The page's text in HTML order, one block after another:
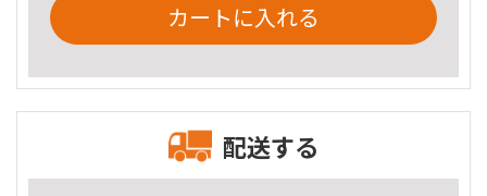
カートに入れる
配送する